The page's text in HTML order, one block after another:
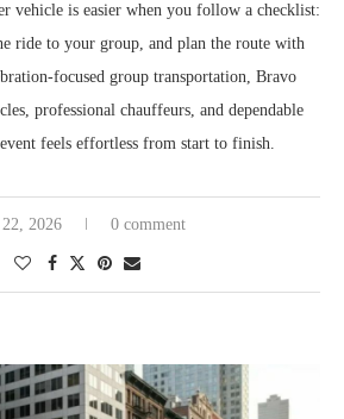
vehicle is easier when you follow a checklist:
ride to your group, and plan the route with
focused group transportation, Bravo
professional chauffeurs, and dependable
feels effortless from start to finish.
2026 0 comment